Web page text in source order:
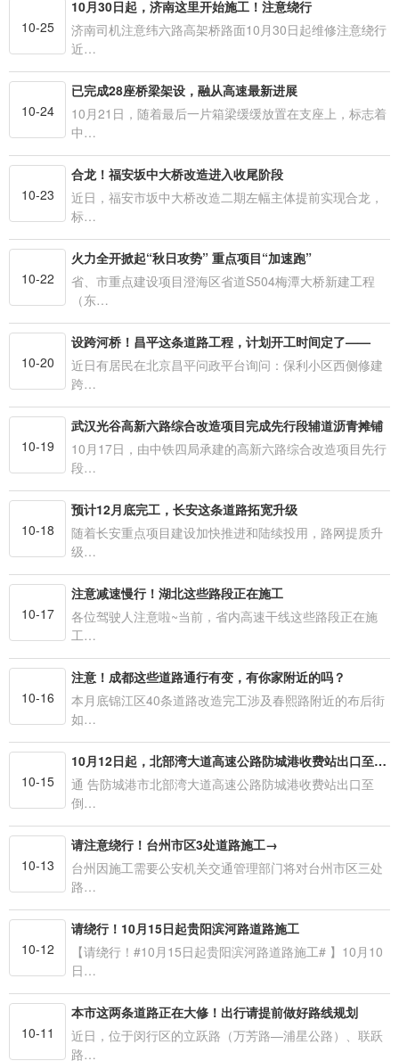
10-25
10月30日起，济南这里开始施工！注意绕行
济南司机注意纬六路高架桥路面10月30日起维修注意绕行
近…
10-24
已完成28座桥梁架设，融从高速最新进展
10月21日，随着最后一片箱梁缓缓放置在支座上，标志着
中…
10-23
合龙！福安坂中大桥改造进入收尾阶段
近日，福安市坂中大桥改造二期左幅主体提前实现合龙，
标…
10-22
火力全开掀起“秋日攻势” 重点项目“加速跑”
省、市重点建设项目澄海区省道S504梅潭大桥新建工程
（东…
10-20
设跨河桥！昌平这条道路工程，计划开工时间定了——
近日有居民在北京昌平问政平台询问：保利小区西侧修建
跨…
10-19
武汉光谷高新六路综合改造项目完成先行段辅道沥青摊铺
10月17日，由中铁四局承建的高新六路综合改造项目先行
段…
10-18
预计12月底完工，长安这条道路拓宽升级
随着长安重点项目建设加快推进和陆续投用，路网提质升
级…
10-17
注意减速慢行！湖北这些路段正在施工
各位驾驶人注意啦~当前，省内高速干线这些路段正在施
工…
10-16
注意！成都这些道路通行有变，有你家附近的吗？
本月底锦江区40条道路改造完工涉及春熙路附近的布后街
如…
10-15
10月12日起，北部湾大道高速公路防城港收费站出口至倒水坳大桥段道路将封闭改造施工！
通 告防城港市北部湾大道高速公路防城港收费站出口至
倒…
10-13
请注意绕行！台州市区3处道路施工→
台州因施工需要公安机关交通管理部门将对台州市区三处
路…
10-12
请绕行！10月15日起贵阳滨河路道路施工
【请绕行！#10月15日起贵阳滨河路道路施工# 】10月10
日…
10-11
本市这两条道路正在大修！出行请提前做好路线规划
近日，位于闵行区的立跃路（万芳路—浦星公路）、联跃
路…